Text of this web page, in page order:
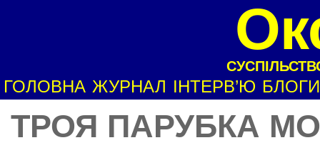
ГОЛОВНА ЖУРНАЛ ІНТЕРВ’Ю БЛОГИ
ТРОЯ ПАРУБКА